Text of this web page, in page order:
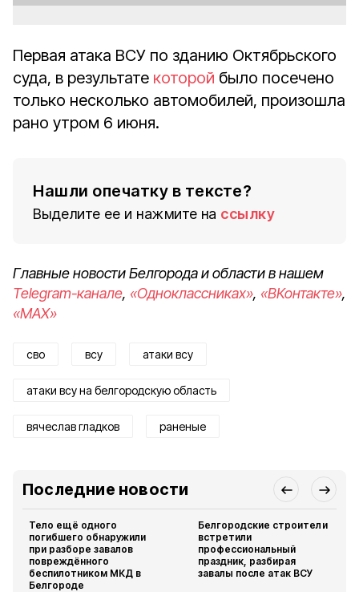
Первая атака ВСУ по зданию Октябрьского
суда, в результате которой было посечено
только несколько автомобилей, произошла
рано утром 6 июня.
Нашли опечатку в тексте?
Выделите ее и нажмите на ссылку
Главные новости Белгорода и области в нашем
Telegram-канале, «Одноклассниках», «ВКонтакте»,
«MAX»
сво всу атаки всу
атаки всу на белгородскую область
вячеслав гладков раненые
Последние новости
Тело ещё одного
погибшего обнаружили
при разборе завалов
повреждённого
беспилотником МКД в
Белгороде
Белгородские строители
встретили
профессиональный
праздник, разбирая
завалы после атак ВСУ